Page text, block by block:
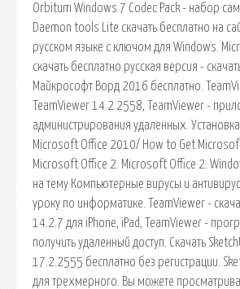
Orbitum Windows 7 Codec Pack - набор
Daemon tools Lite скачать бесплатно на
русском языке с ключом для Windows.
скачать бесплатно русская версия -
Майкрософт Ворд 2016 бесплатно.
TeamViewer 14.2.2558, TeamViewer -
администрирования удаленных.
Microsoft Office 2010/ How to Get Microsoft
Microsoft Office 2. Microsoft Office 2.
на тему Компьютерные вирусы и
уроку по информатике. TeamViewer -
14.2.7 для iPhone, iPad, TeamViewer -
получить удаленный доступ. Скачать
17.2.2555 бесплатно без регистрации.
для трехмерного. Вы можете